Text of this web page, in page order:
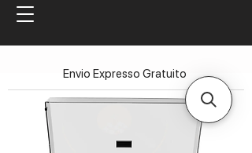
Envio Expresso Gratuito